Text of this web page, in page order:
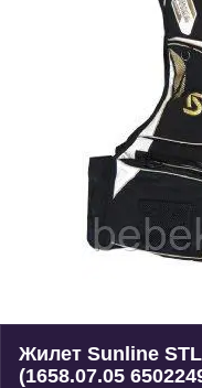
Жилет Sunline
(1658.07.05